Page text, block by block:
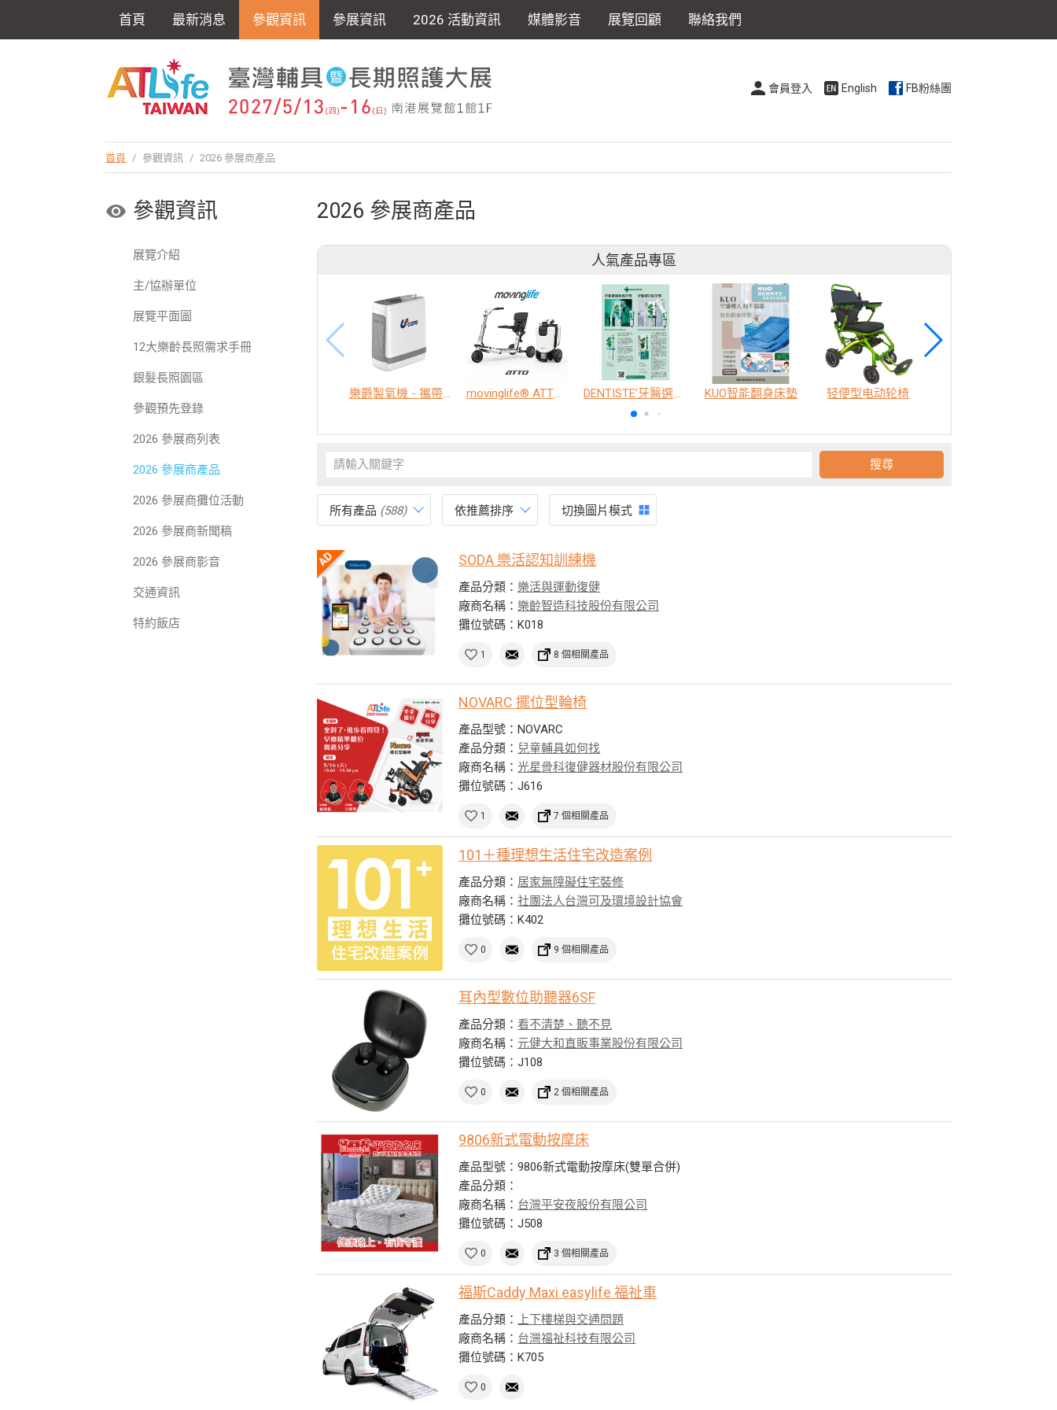
首頁 最新消息 參觀資訊 參展資訊 2026 活動資訊 媒體影音 展覽回顧 聯絡我們
會員登入 English FB粉絲團
首頁 / 參觀資訊 / 2026 參展商產品
參觀資訊
展覽介紹
主/協辦單位
展覽平面圖
12大樂齡長照需求手冊
銀髮長照園區
參觀預先登錄
2026 參展商列表
2026 參展商產品
2026 參展商攤位活動
2026 參展商新聞稿
2026 參展商影音
交通資訊
特約飯店
2026 參展商產品
人氣產品專區
樂爵製氧機 - 攜帶型 movinglife® ATTO新世代電動代步車 經典款 DENTISTE'牙醫選極敏感牙膏、抗蛀牙膏 KUO智能翻身床墊 轻便型电动轮椅
所有產品 (588) 依推薦排序 切換圖片模式
SODA 樂活認知訓練機
產品分類：樂活與運動復健
廠商名稱：樂齡智造科技股份有限公司
攤位號碼：K018
1 8 個相關產品
NOVARC 擺位型輪椅
產品型號：NOVARC
產品分類： 兒童輔具如何找
廠商名稱：光星骨科復健器材股份有限公司
攤位號碼：J616
1 7 個相關產品
101＋種理想生活住宅改造案例
產品分類： 居家無障礙住宅裝修
廠商名稱：社團法人台灣可及環境設計協會
攤位號碼：K402
0 9 個相關產品
耳內型數位助聽器6SF
產品分類：看不清楚、聽不見
廠商名稱： 元健大和直販事業股份有限公司
攤位號碼：J108
0 2 個相關產品
9806新式電動按摩床
產品型號：9806新式電動按摩床(雙單合併)
產品分類：
廠商名稱： 台灣平安夜股份有限公司
攤位號碼：J508
0 3 個相關產品
福斯Caddy Maxi easylife 福祉車
產品分類：
上下樓梯與交通問題
廠商名稱： 台灣福祉科技有限公司
攤位號碼：K705
0